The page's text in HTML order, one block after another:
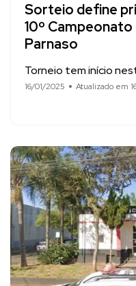
Sorteio define
10º
Parnaso
Torneio tem início
16/01/2025 Atualizado em